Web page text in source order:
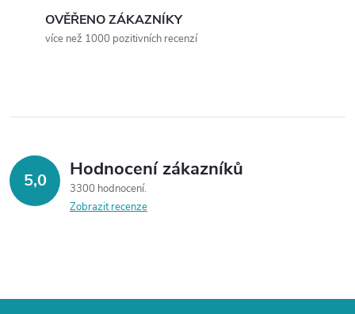
ý
p
u
OVĚŘENO ZÁKAZNÍKY
více než 1000 pozitivních recenzí
5,0 Hodnocení zákazníků
3300 hodnocení
Zobrazit recenze